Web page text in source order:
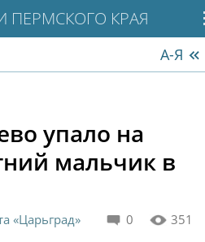
ПЕРМСКОГО КРАЯ
А-Я
упало на
мальчик в
0 351
«Царьград»